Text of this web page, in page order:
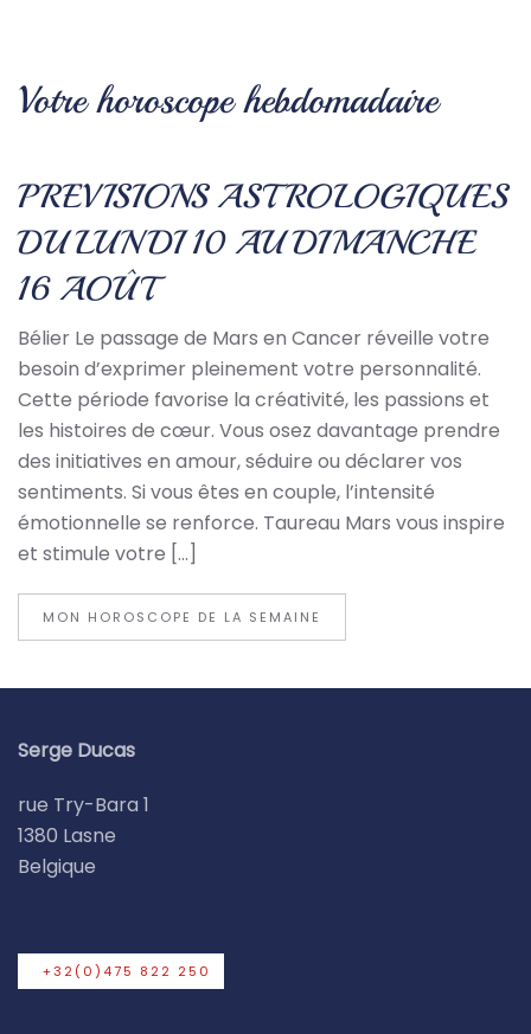
Votre horoscope hebdomadaire
PREVISIONS ASTROLOGIQUES
DU LUNDI 10 AU DIMANCHE
16 AOÛT
Bélier Le passage de Mars en Cancer réveille votre
besoin d’exprimer pleinement votre personnalité.
Cette période favorise la créativité, les passions et
les histoires de cœur. Vous osez davantage prendre
des initiatives en amour, séduire ou déclarer vos
sentiments. Si vous êtes en couple, l’intensité
émotionnelle se renforce. Taureau Mars vous inspire
et stimule votre […]
MON HOROSCOPE DE LA SEMAINE
Serge Ducas
rue Try-Bara 1
1380 Lasne
Belgique
+32(0)475 822 250